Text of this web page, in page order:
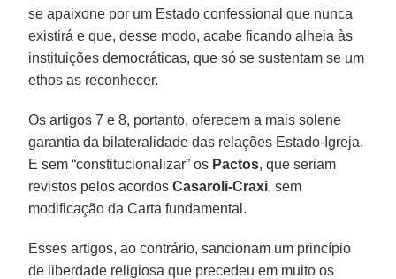
se apaixone por um Estado confessional que nunca
existirá e que, desse modo, acabe ficando alheia às
instituições democráticas, que só se sustentam se um
ethos as reconhecer.
Os artigos 7 e 8, portanto, oferecem a mais solene
garantia da bilateralidade das relações Estado-Igreja.
E sem “constitucionalizar” os Pactos, que seriam
revistos pelos acordosCasaroli-Craxi, sem
modificação da Carta fundamental.
Esses artigos, ao contrário, sancionam um princípio
de liberdade religiosa que precedeu em muito os